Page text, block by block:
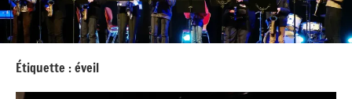
Étiquette :éveil